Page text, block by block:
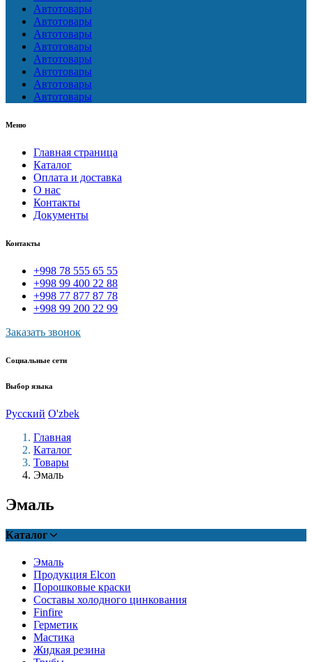
Автотовары
Автотовары
Автотовары
Автотовары
Автотовары
Автотовары
Автотовары
Автотовары
Меню
Главная страница
Каталог
Оплата и доставка
О нас
Контакты
Документы
Контакты
+998 78 555 65 55
+998 99 400 22 88
+998 77 877 87 78
+998 99 200 22 99
Заказать звонок
Социальные сети
Выбор языка
Русский O'zbek
Главная
Каталог
Товары
Эмаль
Эмаль
Каталог
Эмаль
Продукция Elcon
Порошковые краски
Составы холодного цинкования
Finfire
Герметик
Мастика
Жидкая резина